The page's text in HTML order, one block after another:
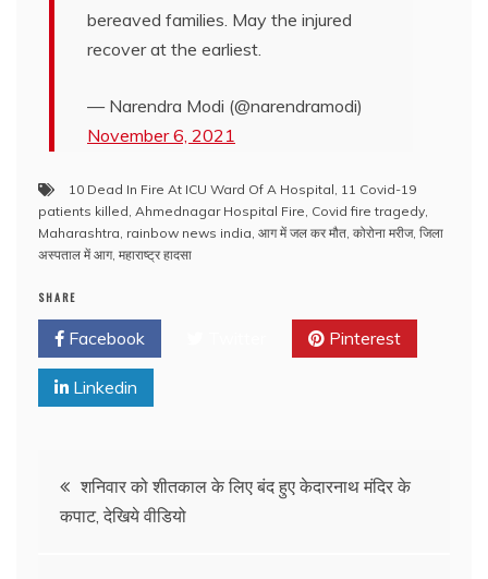
bereaved families. May the injured
recover at the earliest.
— Narendra Modi (@narendramodi)
November 6, 2021
10 Dead In Fire At ICU Ward Of A Hospital, 11 Covid-19
patients killed, Ahmednagar Hospital Fire, Covid fire tragedy,
Maharashtra, rainbow news india, आग में जल कर मौत, कोरोना मरीज, जिला
अस्पताल में आग, महाराष्ट्र हादसा
SHARE
Facebook Pinterest
Linkedin
शनिवार को शीतकाल के लिए बंद हुए केदारनाथ मंदिर के
कपाट, देखिये वीडियो